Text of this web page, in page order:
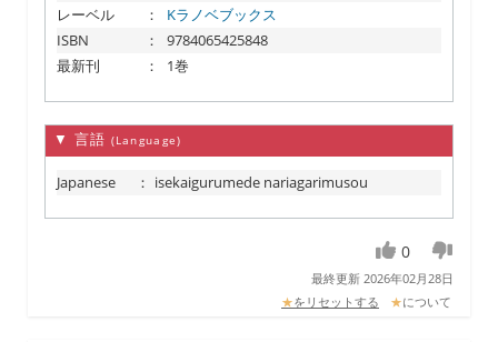
レーベル
：
Kラノベブックス
ISBN
：
9784065425848
最新刊
： 1巻
▼ 言語 (Language)
Japanese ： isekaigurumede nariagarimusou
0
最終更新 2026年02月28日
★をリセットする ★について